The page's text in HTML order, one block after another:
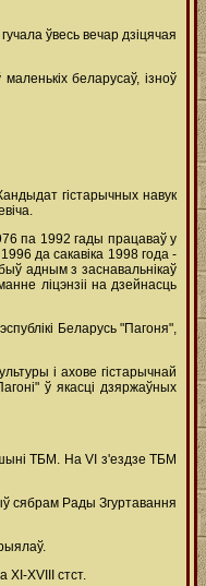
ўвесь вечар дзіцячая
беларусаў, ізноў
гістарычных навук
па 1992 гады працаваў у
да сакавіка 1998 года -
адным з заснавальнікаў
ліцэнзіі на дзейнасць
Беларусь "Пагоня",
і ахове гістарычнай
ў якасці дзяржаўных
ТБМ. На VI з'ездзе ТБМ
сябрам Рады Згуртавання
XI-XVIII стст.